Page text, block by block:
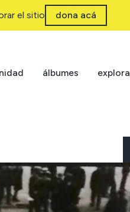
el sitio dona acá
álbumes explora